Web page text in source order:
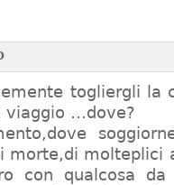
togliergli la
viaggio …dove?
morte,di molteplici
con qualcosa